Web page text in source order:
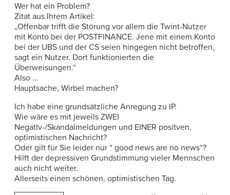
Wer hat ein Problem?
Zitat aus Ihrem Artikel:
„Offenbar trifft die Störung vor allem die Twint-Nutzer
mit Konto bei der POSTFINANCE. Jene mit einem Konto
bei der UBS und der CS seien hingegen nicht betroffen,
sagt ein Nutzer. Dort funktionierten die
Überweisungen.“
Also …
Hauptsache, Wirbel machen?
Ich habe eine grundsätzliche Anregung zu IP.
Wie wäre es mit jeweils ZWEI
NegatIv-/Skandalmeldungen und EINER positven,
optimistischen Nachricht?
Oder gilt für Sie leider nur “ good news are no news“?
Hilft der depressiven Grundstimmung vieler Mennschen
auch nicht weiter.
Allerseits einen schönen, optimistischen Tag.